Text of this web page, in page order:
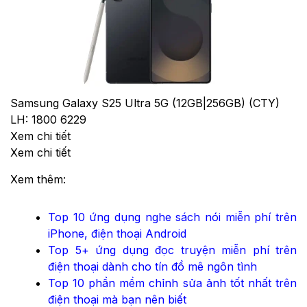
Samsung Galaxy S25 Ultra 5G (12GB|256GB) (CTY)
LH: 1800 6229
Xem chi tiết
Xem chi tiết
Xem thêm:
Top 10 ứng dụng nghe sách nói miễn phí trên
iPhone, điện thoại Android
Top 5+ ứng dụng đọc truyện miễn phí trên
điện thoại dành cho tín đồ mê ngôn tình
Top 10 phần mềm chỉnh sửa ảnh tốt nhất trên
điện thoại mà bạn nên biết